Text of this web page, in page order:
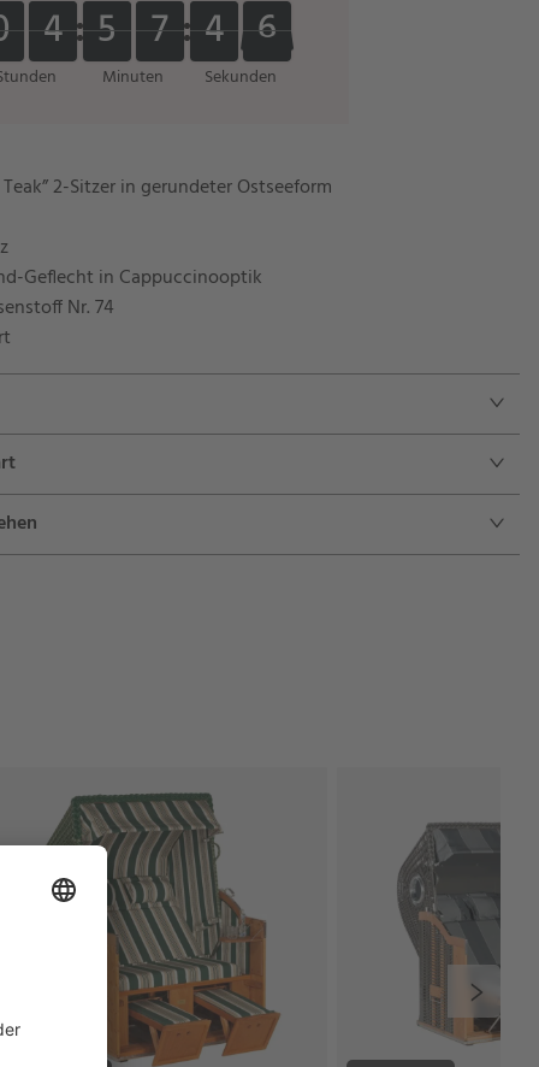
4
4
4
4
Minuten
5
5
5
5 7
7
7
7
Sekunden
4
4
4
4 5
6
6
5
2-Sitzer in gerundeter Ostseeform
Geflecht in Cappuccinooptik
Nr. 74